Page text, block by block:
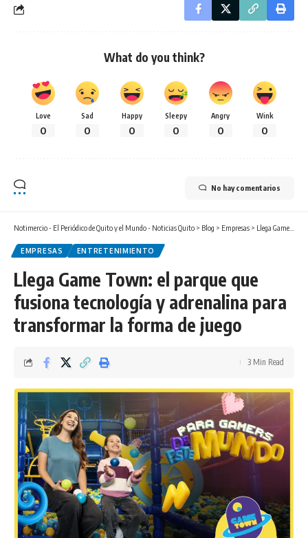
What do you think?
Love
0
Sad
0
Happy
0
Sleepy
0
Angry
0
Wink
0
No hay comentarios
Notimercio - El Periódico de Quito y el Mundo - Noticias Quito > Blog > Empresas > Llega Game Town: el parque que fusiona tecnología y adrenalina para transformar la forma de juego
EMPRESAS ENTRETENIMIENTO
Llega Game Town: el parque que
fusiona tecnología y adrenalina para
transformar la forma de juego
3 Min Read